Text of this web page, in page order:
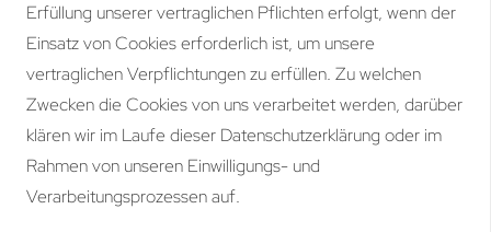
Erfüllung unserer vertraglichen Pflichten erfolgt, wenn der
Einsatz von Cookies erforderlich ist, um unsere
vertraglichen Verpflichtungen zu erfüllen. Zu welchen
Zwecken die Cookies von uns verarbeitet werden, darüber
klären wir im Laufe dieser Datenschutzerklärung oder im
Rahmen von unseren Einwilligungs- und
Verarbeitungsprozessen auf.